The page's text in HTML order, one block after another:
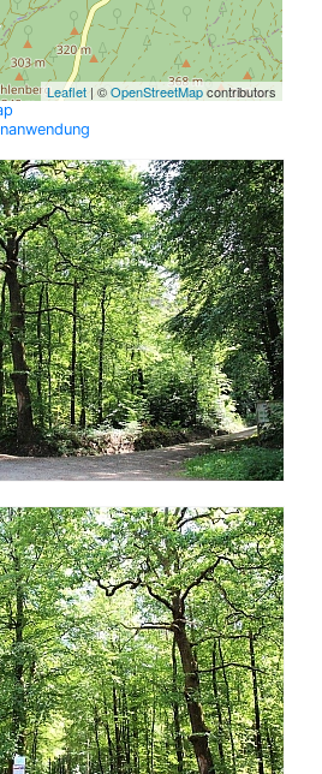
Leaflet | ©OpenStreetMapcontributors